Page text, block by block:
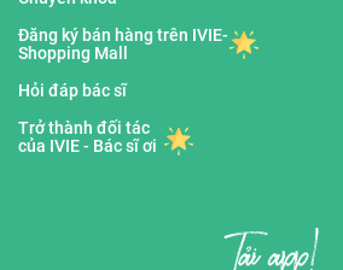
Đăng ký bán hàng trên IVIE-
Shopping Mall
Hỏi đáp bác sĩ
Trở thành đối tác
của IVIE - Bác sĩ ơi